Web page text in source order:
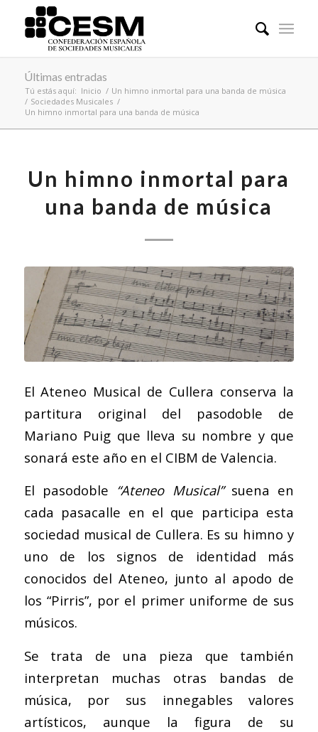
Últimas entradas
Tú estás aquí: Inicio / Un himno inmortal para una banda de música
/ Sociedades Musicales /
Un himno inmortal para una banda de música
Un himno inmortal para
una banda de música
El Ateneo Musical de Cullera conserva la
partitura original del pasodoble de
Mariano Puig que lleva su nombre y que
sonará este año en el CIBM de Valencia.
El pasodoble “Ateneo Musical”suena en
cada pasacalle en el que participa esta
sociedad musical de Cullera. Es su himno y
uno de los signos de identidad más
conocidos del Ateneo, junto al apodo de
los “Pirris”, por el primer uniforme de sus
músicos.
Se trata de una pieza que también
interpretan muchas otras bandas de
música, por sus innegables valores
artísticos, aunque la figura de su